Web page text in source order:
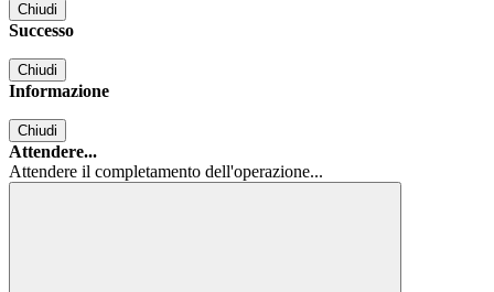
Chiudi
Successo
Chiudi
Informazione
Chiudi
Attendere...
Attendere il completamento dell'operazione...